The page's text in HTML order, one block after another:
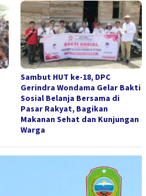
Sambut HUT ke-18, DPC
Gerindra Wondama Gelar Bakti
Sosial Belanja Bersama di
Pasar Rakyat, Bagikan
Makanan Sehat dan Kunjungan
Warga